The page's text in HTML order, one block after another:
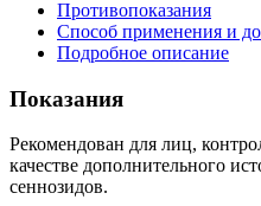
Противопоказания
Способ применения и
Подробное описание
Показания
Рекомендован для лиц,
качестве дополнительного
сеннозидов.